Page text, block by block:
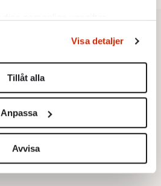
ditt samtycke när som
för att anpassa innehållet
vår trafik. Vi
identifierare och annan
till de sociala medier och
som vi samarbetar med.
informationen med annan
Visa detaljer
Tillåt alla
Anpassa
Avvisa